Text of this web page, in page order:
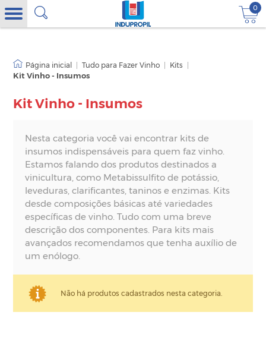
0
Tudo para Fazer Vinho Kits
Kit Vinho - Insumos
Kit Vinho - Insumos
Nesta categoria você vai encontrar kits de
insumos indispensáveis para quem faz vinho.
Estamos falando dos produtos destinados a
vinicultura, como Metabissulfito de potássio,
leveduras, clarificantes, taninos e enzimas. Kits
desde composições básicas até variedades
específicas de vinho. Tudo com uma breve
descrição dos componentes. Para kits mais
avançados recomendamos que tenha auxílio de
um enólogo.
Não há produtos cadastrados nesta categoria.